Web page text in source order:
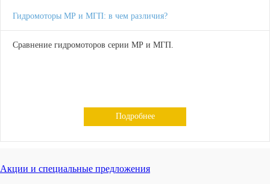
Гидромоторы МР и МГП: в чем различия?
Сравнение гидромоторов серии МР и МГП.
Подробнее
Акции и специальные предложения